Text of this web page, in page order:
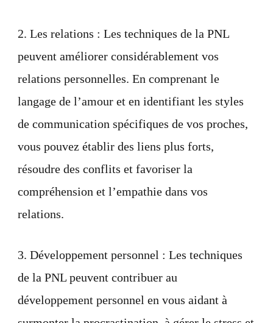
2. Les relations : Les techniques de la PNL
peuvent améliorer considérablement vos
relations personnelles. En comprenant le
langage de l’amour et en identifiant les styles
de communication spécifiques de vos proches,
vous pouvez établir des liens plus forts,
résoudre des conflits et favoriser la
compréhension et l’empathie dans vos
relations.
3. Développement personnel : Les techniques
de la PNL peuvent contribuer au
développement personnel en vous aidant à